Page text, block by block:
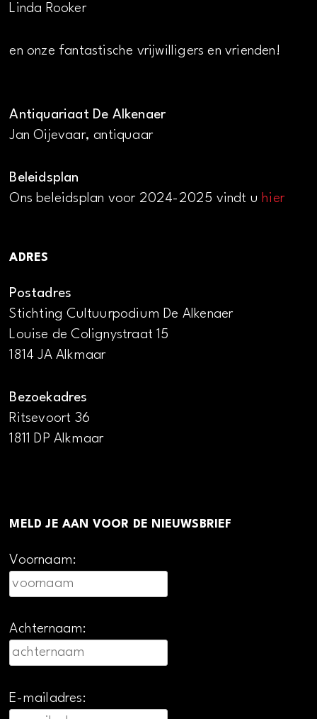
Linda Rooker
en onze fantastische vrijwilligers en vrienden!
Antiquariaat De Alkenaer
Jan Oijevaar, antiquaar
Beleidsplan
Ons beleidsplan voor 2024-2025 vindt uhier
ADRES
Postadres
Stichting Cultuurpodium De Alkenaer
Louise de Colignystraat 15
1814 JA Alkmaar
Bezoekadres
Ritsevoort 36
1811 DP Alkmaar
MELD JE AAN VOOR DE NIEUWSBRIEF
Voornaam:
Achternaam:
E-mailadres: